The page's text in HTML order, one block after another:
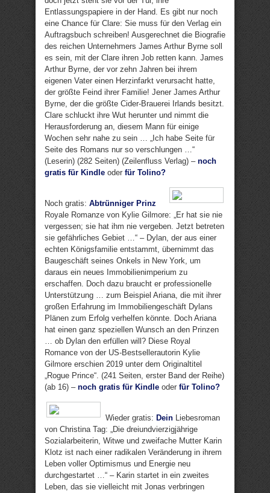
Entlassungspapiere in der Hand. Es gibt nur noch
eine Chance für Clare: Sie muss für den Verlag ein
Auftragsbuch schreiben! Ausgerechnet die Biografie
des reichen Unternehmers James Arthur Byrne soll
es sein, mit der Clare ihren Job retten kann. James
Arthur Byrne, der vor zehn Jahren bei ihrem
eigenen Vater einen Herzinfarkt verursacht hatte,
der größte Feind ihrer Familie! Jener James Arthur
Byrne, der die größte Cider-Brauerei Irlands besitzt.
Clare schluckt ihre Wut herunter und nimmt die
Herausforderung an, diesem Mann für einige
Wochen sehr nahe zu sein … „Ich habe Seite für
Seite des Romans nur so verschlungen …“
(Leserin) (282 Seiten) (Zeilenfluss Verlag) – noch
gratis für Kindle oder für Tolino?
Noch gratis: Abtrünniger Prinz
Royale Romanze von Kylie Gilmore: „Er hat sie nie
vergessen; sie hat ihm nie vergeben. Jetzt betreten
sie gefährliches Gebiet …“ – Dylan, der aus einer
echten Königsfamilie entstammt, übernimmt das
Baugeschäft seines Onkels in New York, um
daraus ein neues Immobilienimperium zu
erschaffen. Doch dazu braucht er professionelle
Unterstützung … zum Beispiel Ariana, die mit ihrer
großen Erfahrung im Immobiliengeschäft Dylans
Plänen zum Erfolg verhelfen könnte. Doch Ariana
hat einen ganz speziellen Wunsch an den Prinzen
… ob Dylan den erfüllen will? Diese Royal
Romance von der US-Bestsellerautorin Kylie
Gilmore erschien 2019 unter dem Originaltitel
„Rogue Prince“. (241 Seiten, erster Band der Reihe)
(ab 16) – noch gratis für Kindle oder für Tolino?
Wieder gratis: Dein Liebesroman
von Christina Tag: „Die dreiundvierzigjährige
Sozialarbeiterin, Witwe und zweifache Mutter Karin
Klotz ist nach einer radikalen Veränderung in ihrem
Leben voller Optimismus und Energie neu
durchgestartet …“ – Karin startet in ein zweites
Leben, das sie vielleicht mit Jonas verbringen